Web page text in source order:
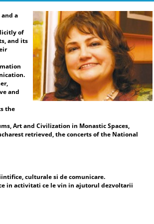
realizată de Dr. Daniela Popescu,
Președinte de Onoare al ENAFCAU,
Vicepreședinte pentru Europa al
Federației Mondiale a Asociațiilor și
Cluburilor pentru UNESCO (WFUCA),
Președinte al Alumnus Club pentru
UNESCO și Secretar General al
Federației Române a Asociațiilor și
Cluburilor pentru UNESCO.
În mesajul de deschidere, Dr.
decât o expoziție de artă – este o
întâlnire a sufletelor, a culturilor și a
evidențiat sprijinul acordat de
mișcarea cluburilor pentru UNESCO
a
of
and its
and
the
Art and Civilization in Monastic Spaces,
retrieved, the concerts of the National
culturale si de comunicare.
in activitati ce le vin in ajutorul dezvoltarii